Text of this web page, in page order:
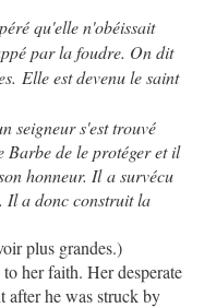
qu'elle n'obéissait
par la foudre. On dit
Elle est devenu le saint
seigneur s'est trouvé
Barbe de le protéger et il
honneur. Il a survécu
Il a donc construit la
plus grandes.)
her faith. Her desperate
after he was struck by